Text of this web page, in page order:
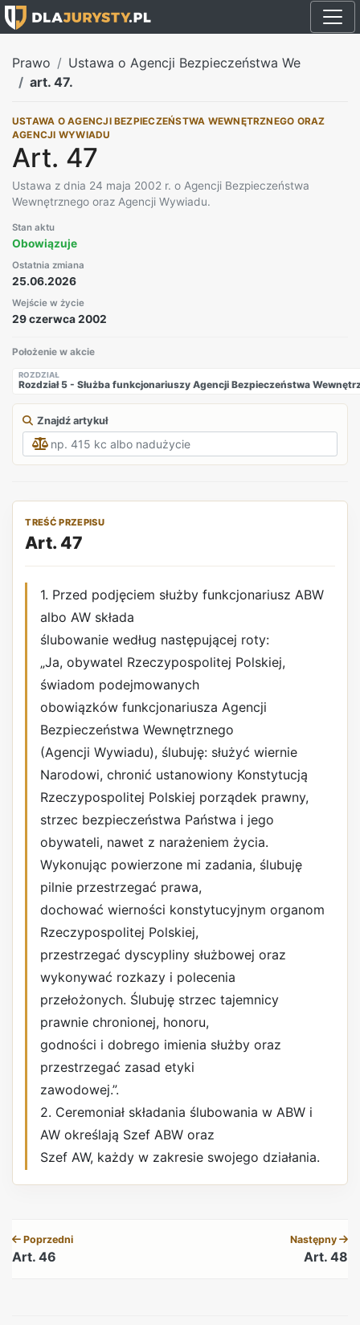
Prawo
Ustawa o Agencji Bezpieczeństwa We
art. 47.
USTAWA O AGENCJI BEZPIECZEŃSTWA WEWNĘTRZNEGO ORAZ
AGENCJI WYWIADU
Art. 47
Ustawa z dnia 24 maja 2002 r. o Agencji Bezpieczeństwa
Wewnętrznego oraz Agencji Wywiadu.
Stan aktu
Obowiązuje
Ostatnia zmiana
25.06.2026
Wejście w życie
29 czerwca 2002
Położenie w akcie
ROZDZIAŁ
Rozdział 5 - Służba funkcjonariuszy Agencji Bezpieczeństwa
Znajdź artykuł
TREŚĆ PRZEPISU
Art. 47
1. Przed podjęciem służby funkcjonariusz ABW
albo AW składa
ślubowanie według następującej roty:
„Ja, obywatel Rzeczypospolitej Polskiej,
świadom podejmowanych
obowiązków funkcjonariusza Agencji
Bezpieczeństwa Wewnętrznego
(Agencji Wywiadu), ślubuję: służyć wiernie
Narodowi, chronić ustanowiony Konstytucją
Rzeczypospolitej Polskiej porządek prawny,
strzec bezpieczeństwa Państwa i jego
obywateli, nawet z narażeniem życia.
Wykonując powierzone mi zadania, ślubuję
pilnie przestrzegać prawa,
dochować wierności konstytucyjnym organom
Rzeczypospolitej Polskiej,
przestrzegać dyscypliny służbowej oraz
wykonywać rozkazy i polecenia
przełożonych. Ślubuję strzec tajemnicy
prawnie chronionej, honoru,
godności i dobrego imienia służby oraz
przestrzegać zasad etyki
zawodowej.”.
2. Ceremoniał składania ślubowania w ABW i
AW określają Szef ABW oraz
Szef AW, każdy w zakresie swojego działania.
Poprzedni
Art. 46
Następny
Art. 48